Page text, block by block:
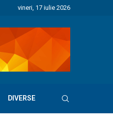
vineri, 17 iulie 2026
DIVERSE